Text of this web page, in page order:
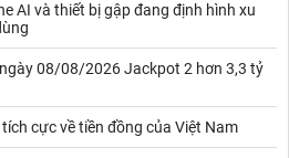
AI và thiết bị gập đang định hình xu
08/08/2026 Jackpot 2 hơn 3,3 tỷ
cực về tiền đồng của Việt Nam